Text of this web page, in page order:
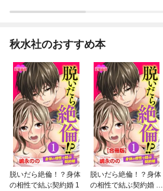
秋水社のおすすめ本
脱いだら絶倫！？身体
の相性で結ぶ契約婚 1
脱いだら絶倫！？身体
の相性で結ぶ契約婚 合